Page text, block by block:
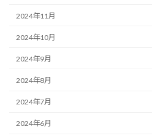
2024年11月
2024年10月
2024年9月
2024年8月
2024年7月
2024年6月